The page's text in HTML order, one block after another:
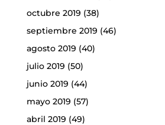
octubre 2019 (38)
septiembre 2019 (46)
agosto 2019 (40)
julio 2019 (50)
junio 2019 (44)
mayo 2019 (57)
abril 2019 (49)